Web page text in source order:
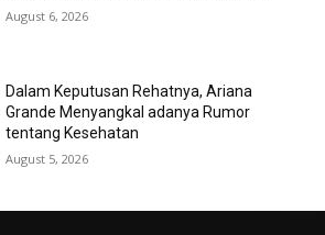
August 6, 2026
Dalam Keputusan Rehatnya, Ariana
Grande Menyangkal adanya Rumor
tentang Kesehatan
August 5, 2026